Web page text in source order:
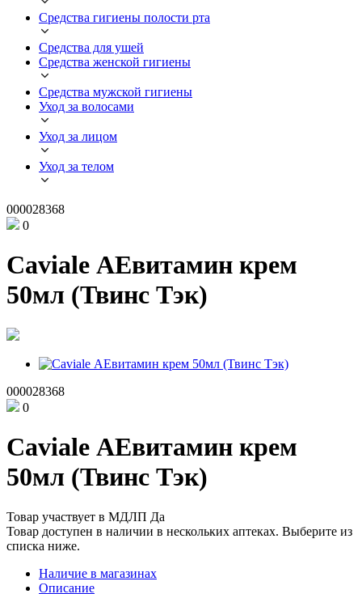
Средства гигиены полости рта
Средства для ушей
Средства женской гигиены
Средства мужской гигиены
Уход за волосами
Уход за лицом
Уход за телом
000028368
0
Caviale АЕвитамин крем
50мл (Твинс Тэк)
000028368
0
Caviale АЕвитамин крем
50мл (Твинс Тэк)
Товар участвует в МДЛП Да
Товар доступен в наличии в нескольких аптеках. Выберите из
списка ниже.
Наличие в магазинах
Описание